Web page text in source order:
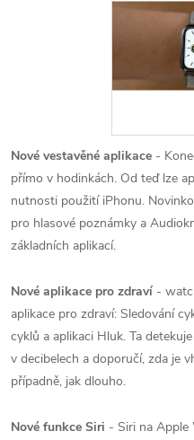
Nové vestavěné aplikace -
přímo v hodinkách. Od teď lze
nutnosti použití iPhonu.
pro hlasové poznámky a
základních aplikací.
Nové aplikace pro zdraví -
aplikace pro zdraví: Sledování
cyklů a aplikaci Hluk. Ta
v decibelech a doporučí, zda je
případně, jak dlouho.
Nové funkce Siri - Siri na Apple